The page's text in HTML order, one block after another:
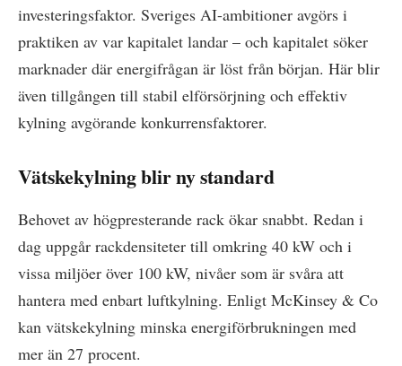
investeringsfaktor. Sveriges AI-ambitioner avgörs i
praktiken av var kapitalet landar – och kapitalet söker
marknader där energifrågan är löst från början. Här blir
även tillgången till stabil elförsörjning och effektiv
kylning avgörande konkurrensfaktorer.
Vätskekylning blir ny standard
Behovet av högpresterande rack ökar snabbt. Redan i
dag uppgår rackdensiteter till omkring 40 kW och i
vissa miljöer över 100 kW, nivåer som är svåra att
hantera med enbart luftkylning. Enligt McKinsey & Co
kan vätskekylning minska energiförbrukningen med
mer än 27 procent.